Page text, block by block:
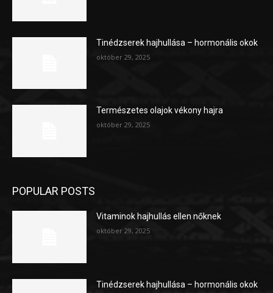
Tinédzserek hajhullása – hormonális okok
október 29, 2025
Természetes olajok vékony hajra
október 29, 2025
POPULAR POSTS
Vitaminok hajhullás ellen nőknek
október 29, 2025
Tinédzserek hajhullása – hormonális okok